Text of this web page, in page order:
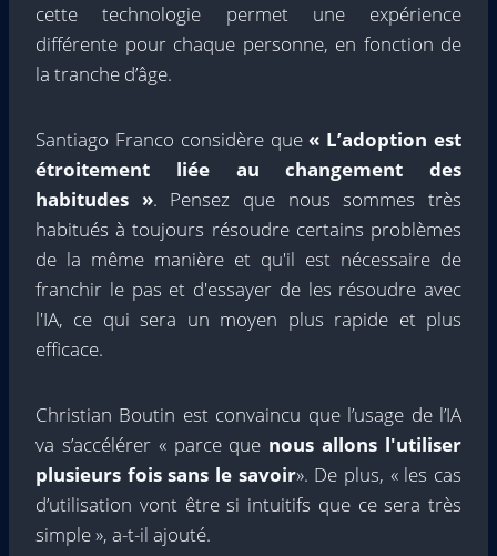
cette technologie permet une expérience
différente pour chaque personne, en fonction de
la tranche d’âge.
Santiago Franco considère que « L’adoption est
étroitement liée au changement des
habitudes ». Pensez que nous sommes très
habitués à toujours résoudre certains problèmes
de la même manière et qu'il est nécessaire de
franchir le pas et d'essayer de les résoudre avec
l'IA, ce qui sera un moyen plus rapide et plus
efficace.
Christian Boutin est convaincu que l’usage de l’IA
va s’accélérer « parce que nous allons l'utiliser
plusieurs fois sans le savoir». De plus, « les cas
d’utilisation vont être si intuitifs que ce sera très
simple », a-t-il ajouté.